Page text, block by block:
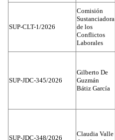
SUP-CLT-1/2026
Comisión
Sustanciadora
de los
Conflictos
Laborales
SUP-JDC-345/2026
Gilberto De
Guzmán
Bátiz García
SUP-JDC-348/2026
Claudia Valle